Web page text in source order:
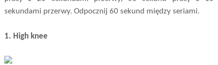
sekundami przerwy. Odpocznij 60 sekund między seriami.
1. High knee